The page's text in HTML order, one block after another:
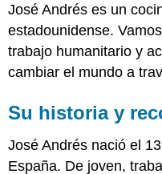
José Andrés es un
estadounidense.
trabajo humanitario y
cambiar el mundo a
Su historia y
José Andrés nació el
España. De joven,